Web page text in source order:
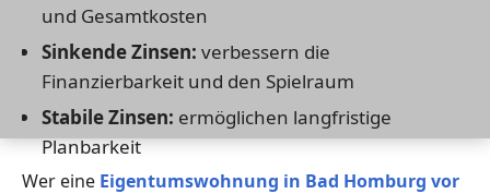
und Gesamtkosten
Sinkende Zinsen: verbessern die
Finanzierbarkeit und den Spielraum
Stabile Zinsen: ermöglichen langfristige
Planbarkeit
Wer eine Eigentumswohnung in Bad Homburg vor